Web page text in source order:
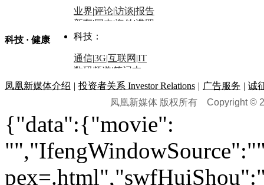
体育：
NBA CBA|大局观
历史：
轶闻秘档|历史映像室
民间说史
文化：
文化时评| 文坛往事
人文轶闻|文化热点
股票：
炒股大赛
投资观察|龙虎榜点评
黑马追踪|明星分析师
理财：
理财 银行|保险
外汇| 期货|黄金
收藏
职场
房产：
资讯 政策 市场|专题
时尚：
时装
化妆品库|试用中心
情感|奢侈品|图片
时尚品牌库
业界|评论|访谈|报告
新车|国内|海外 |谍照
购车 导购
用车专栏|二手车
论坛|报价库|图片库
对话 专栏 |城市之星
陕西| 河南 广州|重庆
青岛|福州 厦门
宁波
辽宁
科技 · 健康 科技：
通信|3G|互联网 |IT
数码频道|笔记本
科技专题|探索
养生 食疗|心理|疾病
图库|百科 疾病查询
专题
视频
健康无小事
凤凰新媒体介绍 | 投资者关系 Investor Relations | 广告服务 | 诚
凤凰新媒体 版权所有 Copyright ©
{"data":{"movie":